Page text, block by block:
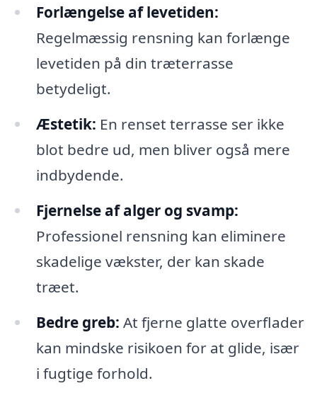
Forlængelse af levetiden:
Regelmæssig rensning kan forlænge
levetiden på din træterrasse
betydeligt.
Æstetik: En renset terrasse ser ikke
blot bedre ud, men bliver også mere
indbydende.
Fjernelse af alger og svamp:
Professionel rensning kan eliminere
skadelige vækster, der kan skade
træet.
Bedre greb: At fjerne glatte overflader
kan mindske risikoen for at glide, især
i fugtige forhold.